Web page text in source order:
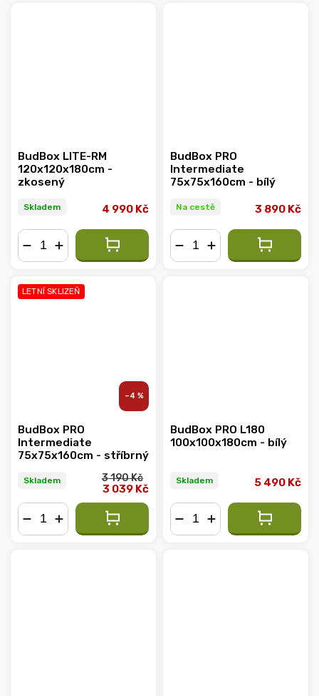
BudBox LITE-RM
120x120x180cm -
zkosený
Skladem 4 990 Kč
BudBox PRO
Intermediate
75x75x160cm - bílý
Na cestě 3 890 Kč
LETNÍ SKLIZEŇ
–4 %
BudBox PRO
Intermediate
75x75x160cm - stříbrný
Skladem 3 190 Kč
3 039 Kč
BudBox PRO L180
100x100x180cm - bílý
Skladem 5 490 Kč